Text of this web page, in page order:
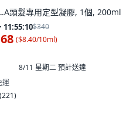
頭髮專用定型凝膠, 1個, 200ml
· 11:55:08$340
($8.40/10ml)
8/11 星期二預計送達
運
(221)